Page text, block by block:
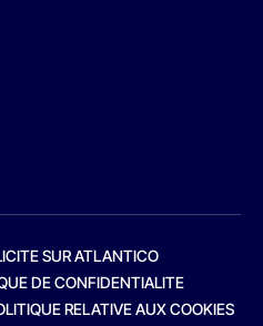
SUR ATLANTICO
DE CONFIDENTIALITE
RELATIVE AUX COOKIES